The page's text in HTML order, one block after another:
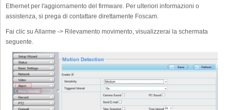
Ethernet per l'aggiornamento del firmware. Per ulteriori informazioni o
assistenza, si prega di contattare direttamente Foscam.
Fai clic su Allarme -> Rilevamento movimento, visualizzerai la schermata
seguente.